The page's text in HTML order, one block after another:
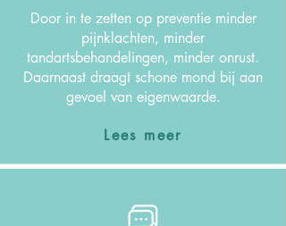
Door in te zetten op preventie minder
pijnklachten, minder
tandartsbehandelingen, minder onrust.
Daarnaast draagt schone mond bij aan
gevoel van eigenwaarde.
Lees meer